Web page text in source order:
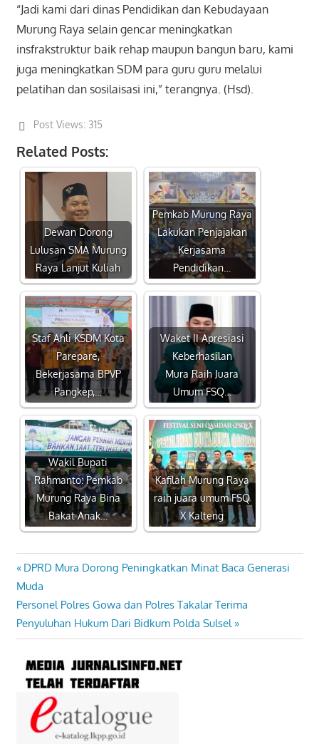
“Jadi kami dari dinas Pendidikan dan Kebudayaan
Murung Raya selain gencar meningkatkan
insfrakstruktur baik rehap maupun bangun baru, kami
juga meningkatkan SDM para guru guru melalui
pelatihan dan sosilaisasi ini,” terangnya. (Hsd).
Post Views: 315
Related Posts:
Dewan Dorong
Lulusan SMA Murung
Raya Lanjut Kuliah
Pemkab Murung Raya
Lakukan Penjajakan
Kerjasama
Pendidikan…
Staf Ahli KSDM Kota
Parepare,
Bekerjasama BPVP
Pangkep,…
Waket II Apresiasi
Keberhasilan
Mura Raih Juara
Umum FSQ…
Wakil Bupati
Rahmanto: Pemkab
Murung Raya Bina
Bakat Anak…
Kafilah Murung Raya
raih juara umum FSQ
X Kalteng
Navigasi
pos
Previous
Post:
DPRD Mura Dorong Peningkatkan Minat Baca Generasi
Muda
Next
Post:
Personel Polres Gowa dan Polres Takalar Terima
Penyuluhan Hukum Dari Bidkum Polda Sulsel